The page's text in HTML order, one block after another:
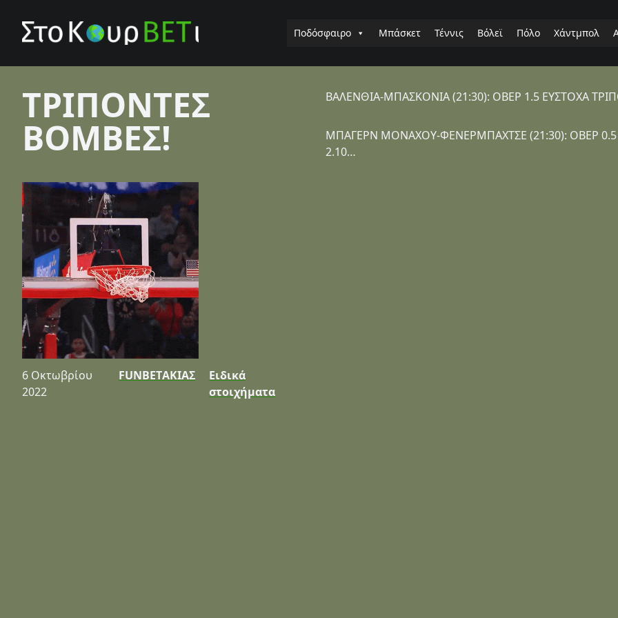
Ποδόσφαιρο Μπάσκετ Τέννις Βόλεϊ Πόλο Χάντμπολ
ΤΡΙΠΟΝΤΕΣ
ΒΟΜΒΕΣ!
6 Οκτωβρίου
2022
FUNBETΑΚΙΑΣ
Ειδικά
στοιχήματα
ΒΑΛΕΝΘΙΑ-ΜΠΑΣΚΟΝΙΑ (21:30): ΟΒΕΡ 1.5 ΕΥΣΤΟΧΑ
ΜΠΑΓΕΡΝ ΜΟΝΑΧΟΥ-ΦΕΝΕΡΜΠΑΧΤΣΕ (21:30): ΟΒΕΡ
2.10…